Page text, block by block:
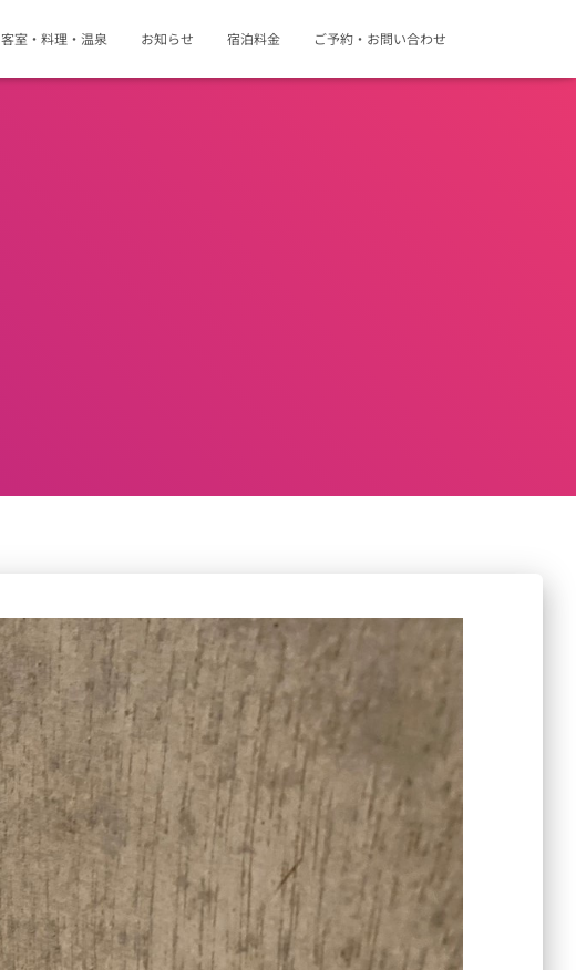
客室・料理・温泉 お知らせ 宿泊料金 ご予約・お問い合わせ